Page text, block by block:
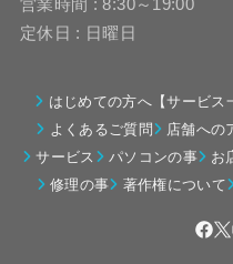
営業時間 : 8:30～19:00
定休日 : 日曜日
はじめての方へ【サービス
よくあるご質問
店舗への
サービス
パソコンの事 お
修理の事
著作権について